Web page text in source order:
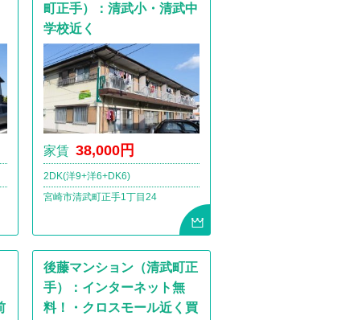
町正手）：清武小・清武中
学校近く
家賃 38,000円
2DK(洋9+洋6+DK6)
宮崎市清武町正手1丁目24
後藤マンション（清武町正
手）：インターネット無
料！・クロスモール近く買